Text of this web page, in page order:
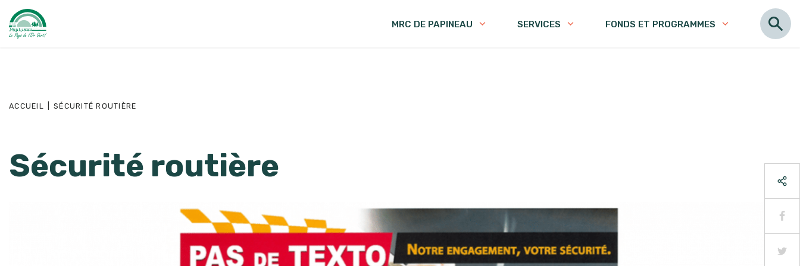
MRC DE PAPINEAU SERVICES FONDS ET PROGRAMMES
ACCUEIL SÉCURITÉ ROUTIÈRE
Sécurité routière